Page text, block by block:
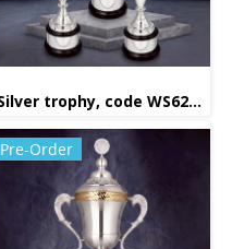
Silver trophy, code WS6232
Pre-Order